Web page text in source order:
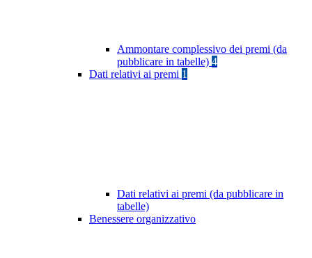
Ammontare complessivo dei premi (da
pubblicare in tabelle) 4
Dati relativi ai premi 1
Dati relativi ai premi (da pubblicare in
tabelle)
Benessere organizzativo